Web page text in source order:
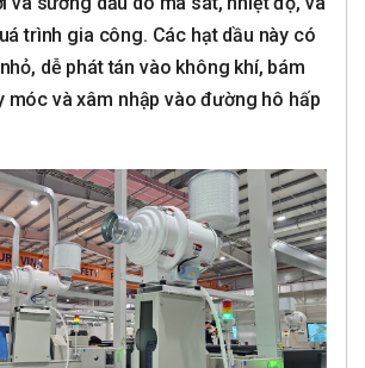
trình gia công. Các hạt dầu này có
dễ phát tán vào không khí, bám
móc và xâm nhập vào đường hô hấp